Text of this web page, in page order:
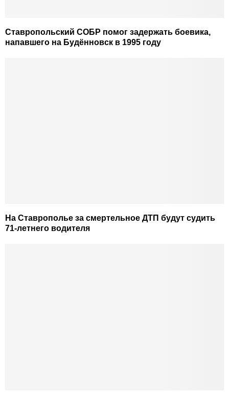
Ставропольский СОБР помог задержать боевика,
напавшего на Будённовск в 1995 году
На Ставрополье за смертельное ДТП будут судить
71-летнего водителя